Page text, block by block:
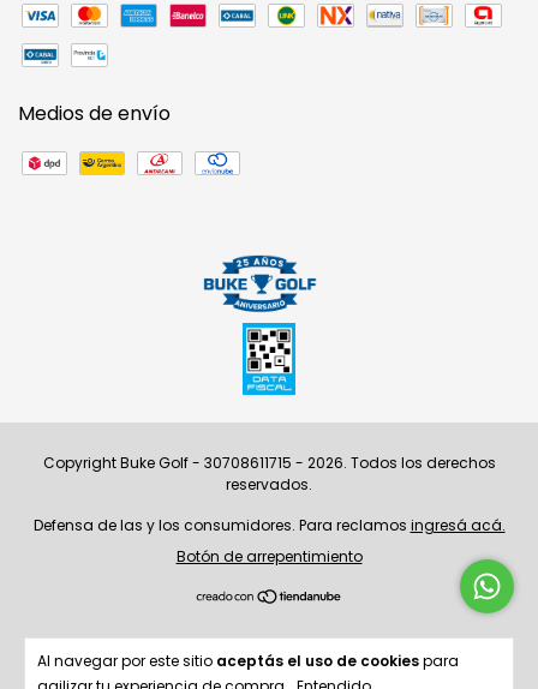
Al navegar por este sitio aceptás el uso de cookiespara
Medios de envío
Copyright Buke Golf - 30708611715 - 2026. Todos los derechos
reservados.
Defensa de las y los consumidores. Para reclamos ingresá acá.
Botón de arrepentimiento